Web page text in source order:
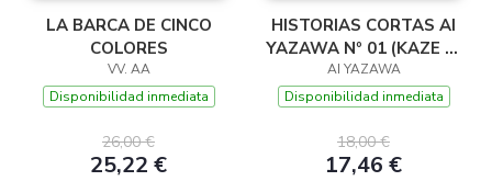
LA BARCA DE CINCO
COLORES
VV. AA
Disponibilidad inmediata
26,00 €
25,22 €
HISTORIAS CORTAS AI
YAZAWA Nº 01 (KAZE NI
NARE!)
AI YAZAWA
Disponibilidad inmediata
18,00 €
17,46 €